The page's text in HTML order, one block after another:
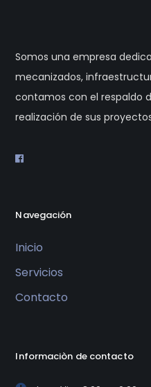
Somos una empresa
mecanizados,
contamos con el respaldo
realización de sus
Navegación
Inicio
Servicios
Contacto
Informaciòn de contacto